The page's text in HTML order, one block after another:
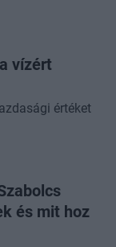
vízért
értéket
és mit hoz